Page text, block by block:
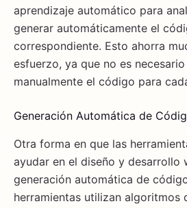
aprendizaje automático para
generar automáticamente el
correspondiente. Esto ahorra
esfuerzo, ya que no es
manualmente el código para
Generación Automática de
Otra forma en que las
ayudar en el diseño y desarrollo
generación automática de
herramientas utilizan algoritmos